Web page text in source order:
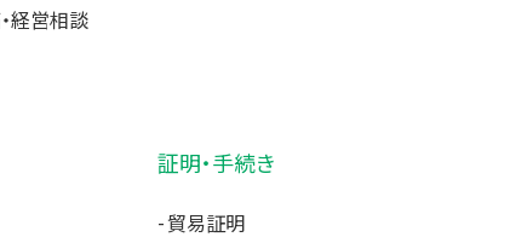
経営相談
証明・手続き
貿易証明